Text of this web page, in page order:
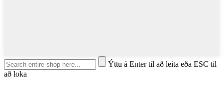
Ýttu á Enter til að leita eða ESC til
að loka